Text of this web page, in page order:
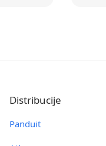
Distribucije
Panduit